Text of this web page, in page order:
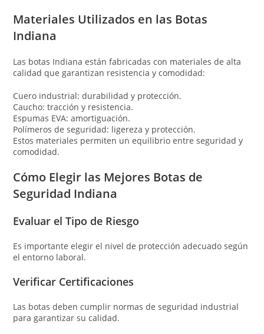
Materiales Utilizados en las Botas
Indiana
Las botas Indiana están fabricadas con materiales de alta
calidad que garantizan resistencia y comodidad:
Cuero industrial: durabilidad y protección.
Caucho: tracción y resistencia.
Espumas EVA: amortiguación.
Polímeros de seguridad: ligereza y protección.
Estos materiales permiten un equilibrio entre seguridad y
comodidad.
Cómo Elegir las Mejores Botas de
Seguridad Indiana
Evaluar el Tipo de Riesgo
Es importante elegir el nivel de protección adecuado según
el entorno laboral.
Verificar Certificaciones
Las botas deben cumplir normas de seguridad industrial
para garantizar su calidad.